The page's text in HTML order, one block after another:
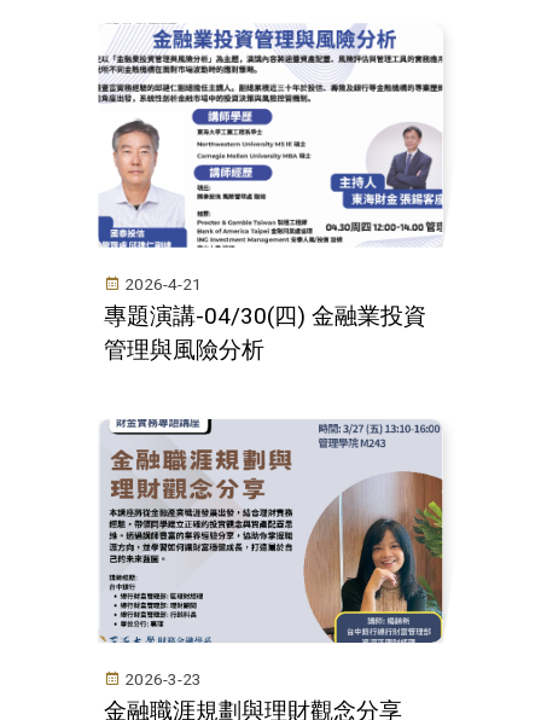
2026-4-21
專題演講-04/30(四) 金融業投資
管理與風險分析
2026-3-23
金融職涯規劃與理財觀念分享